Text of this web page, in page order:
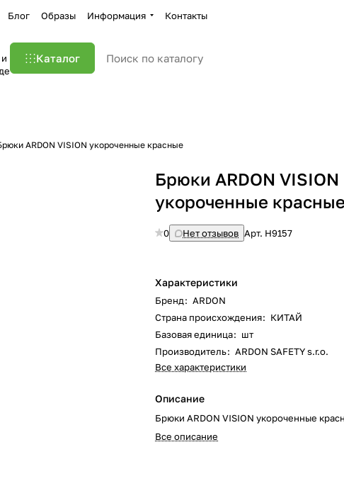
Блог Образы Информация Контакты
Каталог
ARDON VISION укороченные красные
Брюки ARDON VISION
укороченные красные
0 Нет отзывов Арт. H9157
Характеристики
Бренд: ARDON
Страна происхождения: КИТАЙ
Базовая единица: шт
Производитель: ARDON SAFETY s.r.o.
Все характеристики
Описание
Брюки ARDON VISION укороченные
Все описание